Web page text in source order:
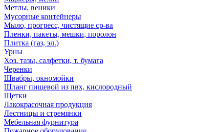
Метлы, веники
Мусорные контейнеры
Мыло, прогресс, чистящие ср-ва
Пленки, пакеты, мешки, поролон
Плитка (газ, эл.)
Урны
Хоз. тазы, салфетки, т. бумага
Черенки
Швабры, окномойки
Шланг пищевой из пвх, кислородный
Щетки
Лакокрасочная продукция
Лестницы и стремянки
Мебельная фурнитура